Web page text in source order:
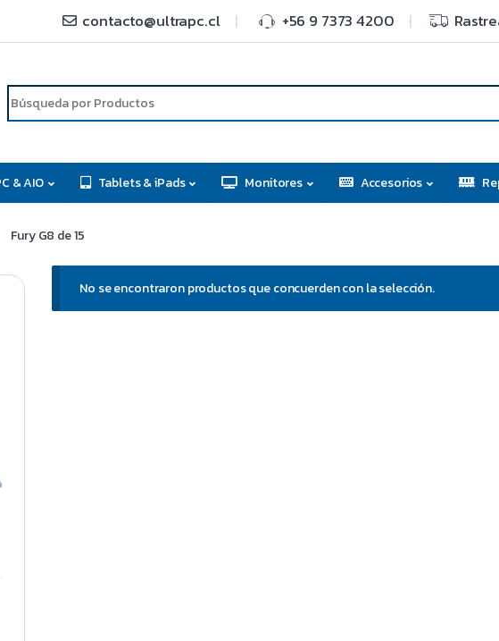
contacto@ultrapc.cl +56 9 7373 4200
& AIO Tablets & iPads Monitores Accesorios
Fury G8 de 15
No se encontraron productos que concuerden con la selección.